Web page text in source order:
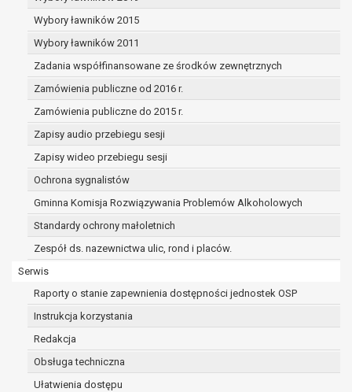
Wybory ławników 2015
Wybory ławników 2011
Zadania współfinansowane ze środków zewnętrznych
Zamówienia publiczne od 2016 r.
Zamówienia publiczne do 2015 r.
Zapisy audio przebiegu sesji
Zapisy wideo przebiegu sesji
Ochrona sygnalistów
Gminna Komisja Rozwiązywania Problemów Alkoholowych
Standardy ochrony małoletnich
Zespół ds. nazewnictwa ulic, rond i placów.
Serwis
Raporty o stanie zapewnienia dostępności jednostek OSP
Instrukcja korzystania
Redakcja
Obsługa techniczna
Ułatwienia dostępu
celu wywiązania się z obowiązku
prawo do żądania ograniczenia
przetwarzania danych osobowych na
podstawie art. 18 RODO, w przypadku gdy:
osoba, której dane dotyczą
kwestionuje prawidłowość danych
osobowych – na okres pozwalający
administratorowi sprawdzić
przetwarzanie danych jest niezgodne
z prawem, a osoba, której dane
dotyczą, sprzeciwia się usunięciu
danych, żądając w zamian ich
ograniczenia,
danych dla swoich celów, ale osoba,
której dane dotyczą, potrzebuje ich do
ustalenia, obrony lub dochodzenia
roszczeń,
osoba, której dane dotyczą, wniosła
sprzeciw wobec przetwarzania